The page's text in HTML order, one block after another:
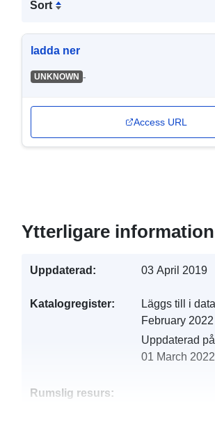
Sort
ladda ner
UNKNOWN -
Access URL
Ytterligare information
Uppdaterad: 03 April 2019
Katalogregister: Läggs till i
February 2022
Uppdaterad
01 March 2022
Rumslig resurs: